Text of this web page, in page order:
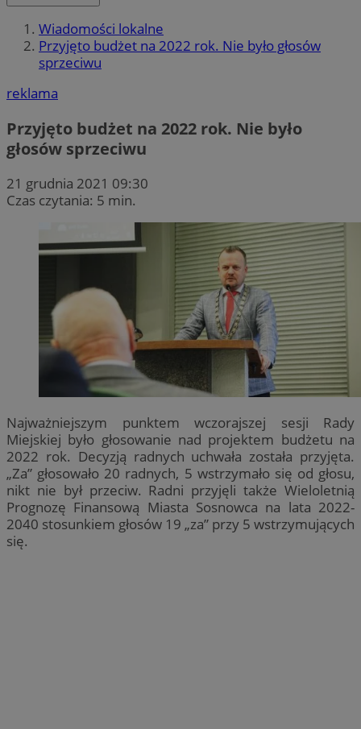
Wiadomości lokalne
Przyjęto budżet na 2022 rok. Nie było głosów
sprzeciwu
reklama
Przyjęto budżet na 2022 rok. Nie było
głosów sprzeciwu
21 grudnia 2021 09:30
Czas czytania: 5 min.
Najważniejszym punktem wczorajszej sesji Rady
Miejskiej było głosowanie nad projektem budżetu na
2022 rok. Decyzją radnych uchwała została przyjęta.
„Za” głosowało 20 radnych, 5 wstrzymało się od głosu,
nikt nie był przeciw. Radni przyjęli także Wieloletnią
Prognozę Finansową Miasta Sosnowca na lata 2022-
2040 stosunkiem głosów 19 „za” przy 5 wstrzymujących
się.